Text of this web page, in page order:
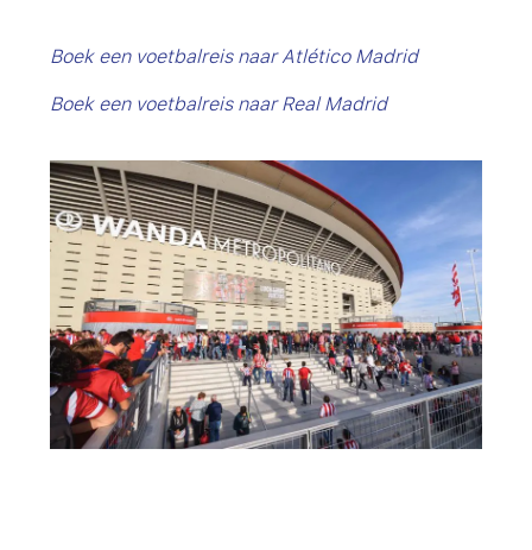
Boek een voetbalreis naar Atlético Madrid
Boek een voetbalreis naar Real Madrid